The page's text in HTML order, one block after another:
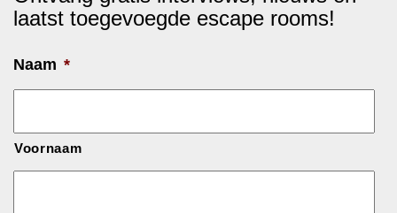
laatst toegevoegde escape rooms!
Naam *
Voornaam